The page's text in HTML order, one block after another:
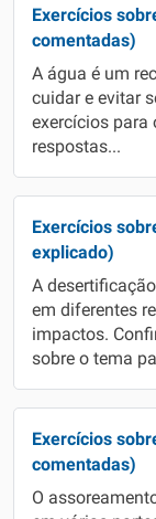
Exercícios
comentadas)
A água é um
cuidar e evitar
exercícios para
respostas...
Exercícios
explicado)
A
em diferentes
impactos.
sobre o tema
Exercícios
comentadas)
O